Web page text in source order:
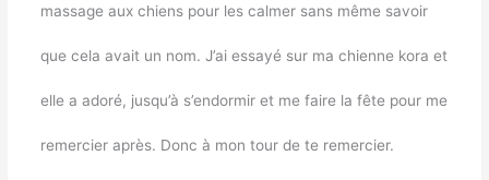
massage aux chiens pour les calmer sans même savoir
que cela avait un nom. J’ai essayé sur ma chienne kora et
elle a adoré, jusqu’à s’endormir et me faire la fête pour me
remercier après. Donc à mon tour de te remercier.